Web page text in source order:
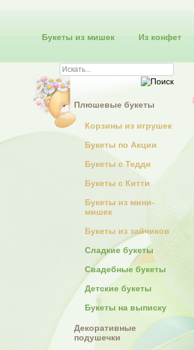
Букеты из мишек Из конфет
Плюшевые букеты
Корзины из игрушек
Букеты по Акции
Букеты с Тедди
Букеты с Китти
Букеты из мини-
мишек
Букеты из зайчиков
Сладкие букеты
Свадебные букеты
Детские букеты
Букеты на выписку
Декоративные
подушечки